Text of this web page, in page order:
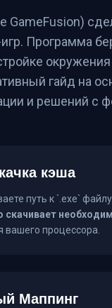
GameFusion)
Программа
гайд на
и решений с
кэша
путь к `.exe`
скачивает
вашего процессора.
Маппинг